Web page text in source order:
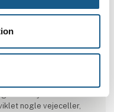
at introducere
ind- og udland.
udstyr til
nogle vejeceller,